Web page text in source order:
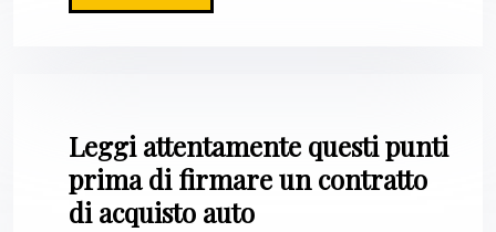
Leggi attentamente questi punti
prima di firmare un contratto
di acquisto auto